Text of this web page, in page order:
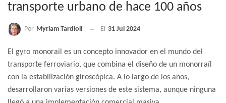
transporte urbano de hace 100 años
Por Myriam Tardioli El 31 Jul 2024
El gyro monorail es un concepto innovador en el mundo del
transporte ferroviario, que combina el diseño de un monorraíl
con la estabilización giroscópica. A lo largo de los años,
desarrollaron varias versiones de este sistema, aunque ninguna